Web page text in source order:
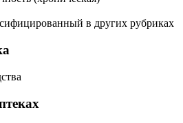
в других рубриках